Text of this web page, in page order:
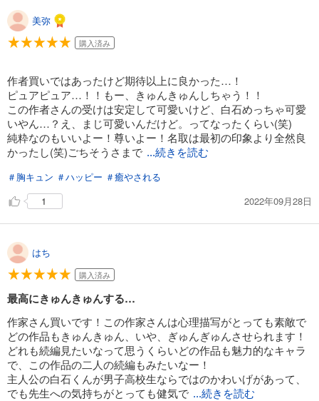
美弥
購入済み
作者買いではあったけど期待以上に良かった…！
ピュアピュア…！！もー、きゅんきゅんしちゃう！！
この作者さんの受けは安定して可愛いけど、白石めっちゃ可愛
いやん…？え、まじ可愛いんだけど。ってなったくらい(笑)
純粋なのもいいよー！尊いよー！名取は最初の印象より全然良
かったし(笑)ごちそうさまで ...続きを読む
＃胸キュン ＃ハッピー ＃癒やされる
1
2022年09月28日
はち
購入済み
最高にきゅんきゅんする…
作家さん買いです！この作家さんは心理描写がとっても素敵で
どの作品もきゅんきゅん、いや、ぎゅんぎゅんさせられます！
どれも続編見たいなって思うくらいどの作品も魅力的なキャラ
で、この作品の二人の続編もみたいなー！
主人公の白石くんが男子高校生ならではのかわいげがあって、
でも先生への気持ちがとっても健気で ...続きを読む